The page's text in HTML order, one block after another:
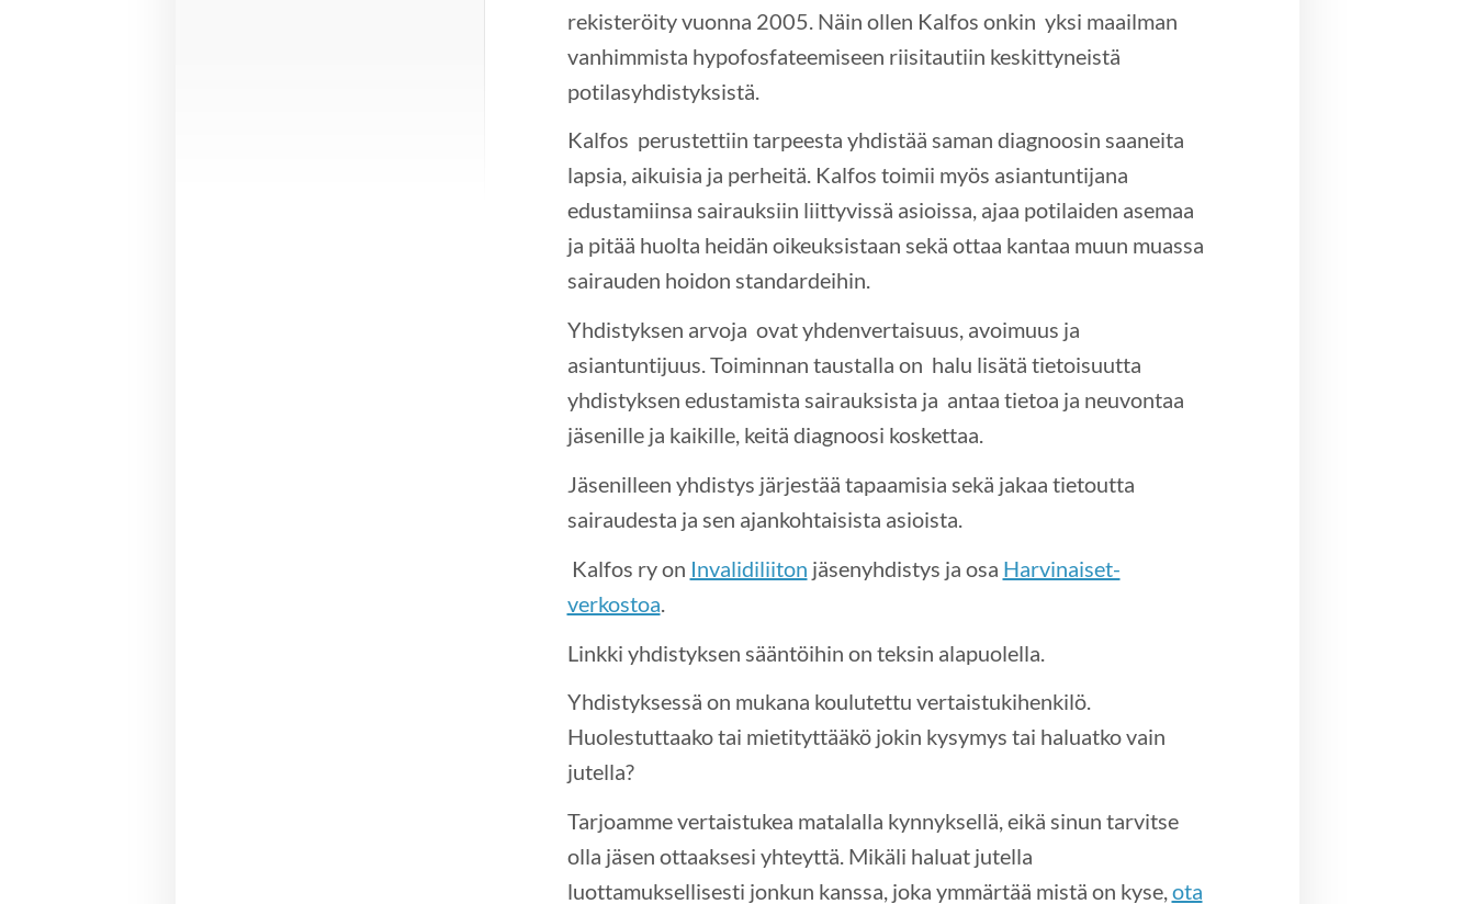
rekisteröity vuonna 2005. Näin ollen Kalfos onkin yksi maailman
vanhimmista hypofosfateemiseen riisitautiin keskittyneistä
potilasyhdistyksistä.
Kalfos perustettiin tarpeesta yhdistää saman diagnoosin saaneita
lapsia, aikuisia ja perheitä. Kalfos toimii myös asiantuntijana
edustamiinsa sairauksiin liittyvissä asioissa, ajaa potilaiden asemaa
ja pitää huolta heidän oikeuksistaan sekä ottaa kantaa muun muassa
sairauden hoidon standardeihin.
Yhdistyksen arvoja ovat yhdenvertaisuus, avoimuus ja
asiantuntijuus. Toiminnan taustalla on halu lisätä tietoisuutta
yhdistyksen edustamista sairauksista ja antaa tietoa ja neuvontaa
jäsenille ja kaikille, keitä diagnoosi koskettaa.
Jäsenilleen yhdistys järjestää tapaamisia sekä jakaa tietoutta
sairaudesta ja sen ajankohtaisista asioista.
Kalfos ry on Invalidiliiton jäsenyhdistys ja osa Harvinaiset-
verkostoa
Linkki yhdistyksen sääntöihin on teksin alapuolella.
Yhdistyksessä on mukana koulutettu vertaistukihenkilö.
Huolestuttaako tai mietityttääkö jokin kysymys tai haluatko vain
jutella?
Tarjoamme vertaistukea matalalla kynnyksellä, eikä sinun tarvitse
olla jäsen ottaaksesi yhteyttä. Mikäli haluat jutella
luottamuksellisesti jonkun kanssa, joka ymmärtää mistä on kyse,ota